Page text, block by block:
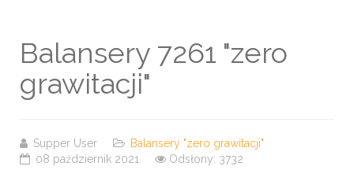
Balansery 7261 "zero
grawitacji"
Supper User
Balansery "zero grawitacji"
08 październik 2021
Odsłony: 3732